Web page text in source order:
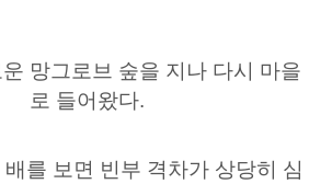
망그로브 숲을 지나 다시 마을
로 들어왔다.
를 보면 빈부 격차가 상당히 심